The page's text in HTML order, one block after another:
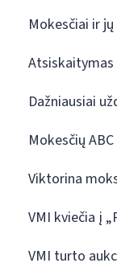
Mokesčiai ir
Atsiskaitymas
Dažniausiai
Mokesčių ABC
Viktorina
VMI kviečia į
VMI turto